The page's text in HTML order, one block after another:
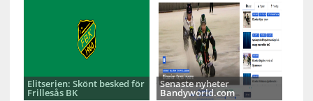
Elitserien: Skönt besked för
Frillesås BK
Senaste nyheter
Bandyworld.com